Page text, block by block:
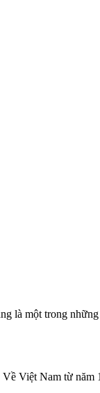
là một trong
Việt Nam từ năm